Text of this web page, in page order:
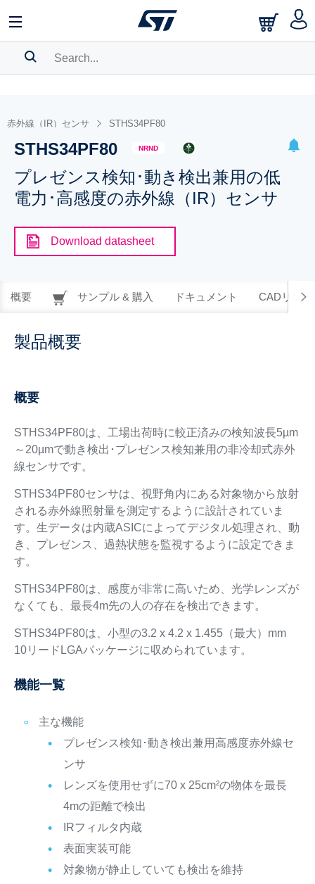
BOOKMARK
Pleaselog into show your saved searches.
赤外線（IR）センサ STHS34PF80
STHS34PF80 NRND
プレゼンス検知･動き検出兼用の低
電力･高感度の赤外線（IR）センサ
Download datasheet
概要 サンプル & 購入 ドキュメント CADリソー
製品概要
概要
STHS34PF80は、工場出荷時に較正済みの検知波長5µm
～20µmで動き検出･プレゼンス検知兼用の非冷却式赤外
線センサです。
STHS34PF80センサは、視野角内にある対象物から放射
される赤外線照射量を測定するように設計されていま
す。生データは内蔵ASICによってデジタル処理され、動
き、プレゼンス、過熱状態を監視するように設定できま
す。
STHS34PF80は、感度が非常に高いため、光学レンズが
なくても、最長4m先の人の存在を検出できます。
STHS34PF80は、小型の3.2 x 4.2 x 1.455（最大）mm
10リードLGAパッケージに収められています。
機能一覧
主な機能
プレゼンス検知･動き検出兼用高感度赤外線セ
ンサ
レンズを使用せずに70 x 25cm²の物体を最長
4mの距離で検出
IRフィルタ内蔵
表面実装可能
対象物が静止していても検出を維持